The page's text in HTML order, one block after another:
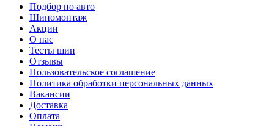
Подбор по авто
Шиномонтаж
Акции
О нас
Тесты шин
Отзывы
Пользовательское соглашение
Политика обработки персональных данных
Вакансии
Доставка
Оплата